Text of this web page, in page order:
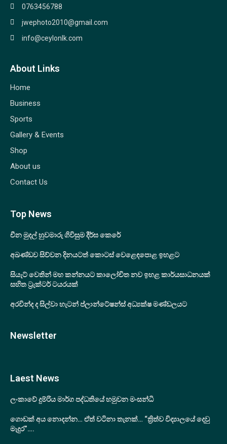
0763456788
jwephoto2010@gmail.com
info@ceylonlk.com
About Links
Home
Business
Sports
Gallery & Events
Shop
About us
Contact Us
Top News
චීන මුදල් හුවමාරු ගිවිසුම දීර්ඝ කෙරේ
අඛණ්ඩව සිව්වන දිනයටත් කොටස් වෙළෙඳපොළ ඉහළට
සියැට් වෙතින් මහ කන්නයට කාලෝචිත නව ඉහළ කාර්යසාධනයක්
සහිත ට්‍රැක්ටර් ටයරයක්
අරවින්ද ද සිල්වා හැටන් ප්ලාන්ටේෂන්ස් අධ්‍යක්ෂ මණ්ඩලයට
Newsletter
Laest News
ලංකාවේ දුම්රිය මාර්ග පද්ධතියේ හමුවන මංසන්ධි
ගොඩක් අය නොදන්න… ඒත් වටිනා තැනක්… “ත්‍රිත්ව විද්‍යාලයේ දෙවු
මැදුර”….